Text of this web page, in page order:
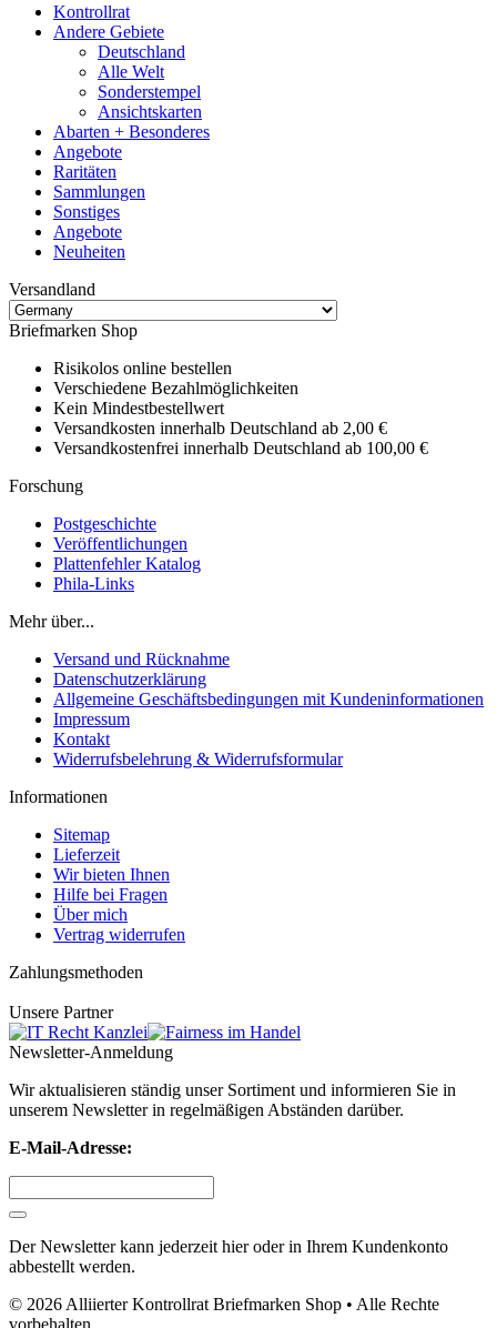
Kontrollrat
Andere Gebiete
Deutschland
Alle Welt
Sonderstempel
Ansichtskarten
Abarten + Besonderes
Angebote
Raritäten
Sammlungen
Sonstiges
Angebote
Neuheiten
Versandland
Briefmarken Shop
Risikolos online bestellen
Verschiedene Bezahlmöglichkeiten
Kein Mindestbestellwert
Versandkosten innerhalb Deutschland ab 2,00 €
Versandkostenfrei innerhalb Deutschland ab 100,00 €
Forschung
Postgeschichte
Veröffentlichungen
Plattenfehler Katalog
Phila-Links
Mehr über...
Versand und Rücknahme
Datenschutzerklärung
Allgemeine Geschäftsbedingungen mit Kundeninformationen
Impressum
Kontakt
Widerrufsbelehrung & Widerrufsformular
Informationen
Sitemap
Lieferzeit
Wir bieten Ihnen
Hilfe bei Fragen
Über mich
Vertrag widerrufen
Zahlungsmethoden
Unsere Partner
Newsletter-Anmeldung
Wir aktualisieren ständig unser Sortiment und informieren Sie in
unserem Newsletter in regelmäßigen Abständen darüber.
E-Mail-Adresse:
Der Newsletter kann jederzeit hier oder in Ihrem Kundenkonto
abbestellt werden.
© 2026 Alliierter Kontrollrat Briefmarken Shop • Alle Rechte
vorbehalten